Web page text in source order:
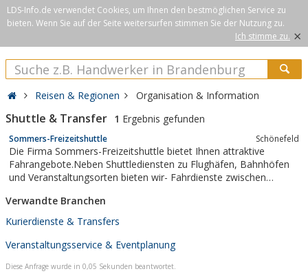
LDS-Info.de verwendet Cookies, um Ihnen den bestmöglichen Service zu
bieten. Wenn Sie auf der Seite weitersurfen stimmen Sie der Nutzung zu.
Ich stimme zu. ×
Reisen & Regionen Organisation & Information
Shuttle & Transfer 1 Ergebnis gefunden
Sommers-Freizeitshuttle Schönefeld
Die Firma Sommers-Freizeitshuttle bietet Ihnen attraktive
Fahrangebote.Neben Shuttlediensten zu Flughäfen, Bahnhöfen
und Veranstaltungsorten bieten wir- Fahrdienste zwischen
und Halbtagesfahrten zu ausgewählten Zielen in undum Berlin
(auch individuelle...
Verwandte Branchen
Kurierdienste & Transfers
Veranstaltungsservice & Eventplanung
Diese Anfrage wurde in 0,05 Sekunden beantwortet.